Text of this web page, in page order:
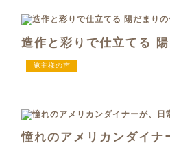
造作と彩りで仕立てる
施主様の声
憧れのアメリカンダイナ